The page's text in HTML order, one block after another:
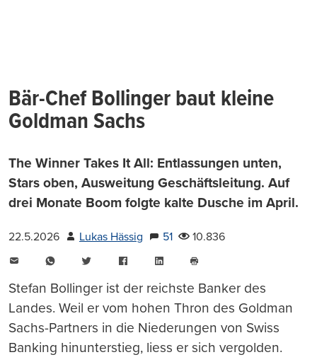
Bär-Chef Bollinger baut kleine
Goldman Sachs
The Winner Takes It All: Entlassungen unten,
Stars oben, Ausweitung Geschäftsleitung. Auf
drei Monate Boom folgte kalte Dusche im April.
22.5.2026 Lukas Hässig 51
10.836
WhatsAppTwitter FacebookLinkedIn
drucken
Stefan Bollinger ist der reichste Banker des
Landes. Weil er vom hohen Thron des Goldman
Sachs-Partners in die Niederungen von Swiss
Banking hinunterstieg, liess er sich vergolden.